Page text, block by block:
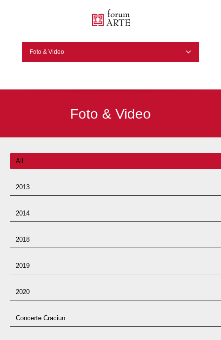
Foto & Video
Foto & Video
All
2013
2014
2018
2019
2020
Concerte Craciun